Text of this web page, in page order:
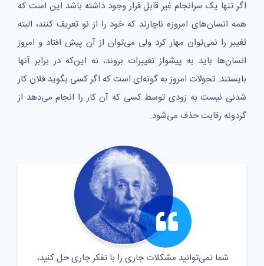
اگر تنها یک سرانجام غیر قابل فرار وجود داشته باشد این است که
همه انسان‌های امروزه ناچارند که خود را از نو تعریف کنند، البته
تغییر را نمی‌توان مهار کرد ولی می‌توان از آن پیش افتاد و امروز
انسان‌ها باید به پیشواز تغییرات بروند، نه این‌که در برابر آنها
بایستند. تحولات امروز به گونه‌ای است که اگر کسی بگوید فلان کار
شدنی نیست به زودی توسط کسی که آن کار را انجام می‌دهد از
گردونه رقابت حذف می‌شود.
شما نمی‌توانید مشکلات جاری را با تفکر جاری حل کنید،